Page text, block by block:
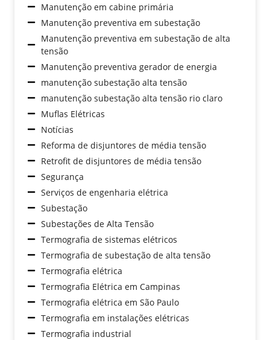
Manutenção em cabine primária
Manutenção preventiva em subestação
Manutenção preventiva em subestação de alta
tensão
Manutenção preventiva gerador de energia
manutenção subestação alta tensão
manutenção subestação alta tensão rio claro
Muflas Elétricas
Notícias
Reforma de disjuntores de média tensão
Retrofit de disjuntores de média tensão
Segurança
Serviços de engenharia elétrica
Subestação
Subestações de Alta Tensão
Termografia de sistemas elétricos
Termografia de subestação de alta tensão
Termografia elétrica
Termografia Elétrica em Campinas
Termografia elétrica em São Paulo
Termografia em instalações elétricas
Termografia industrial